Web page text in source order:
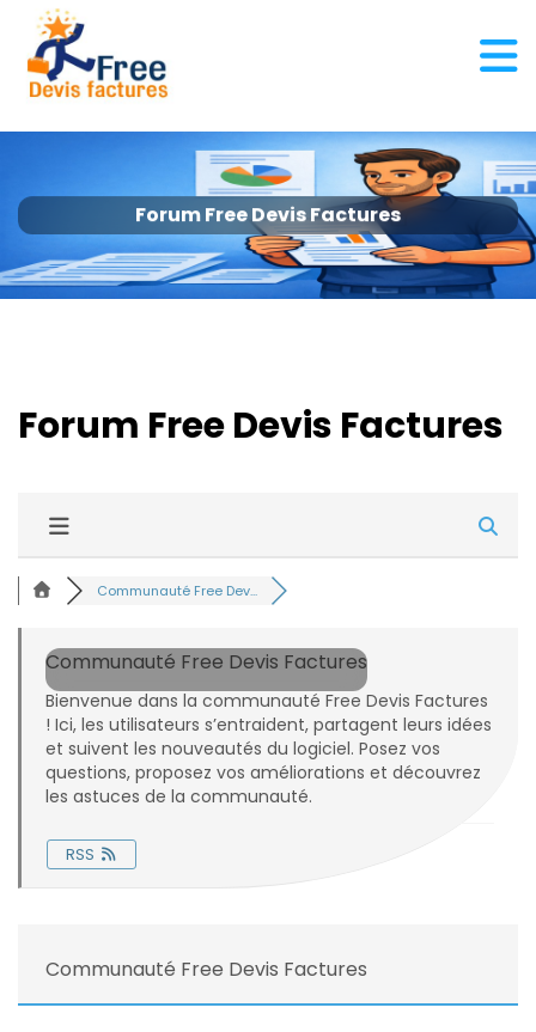
Forum Free Devis Factures
Forum Free Devis Factures
Communauté Free Dev...
Communauté Free Devis Factures
Bienvenue dans la communauté Free Devis Factures
! Ici, les utilisateurs s’entraident, partagent leurs idées
et suivent les nouveautés du logiciel. Posez vos
questions, proposez vos améliorations et découvrez
les astuces de la communauté.
RSS
Communauté Free Devis Factures